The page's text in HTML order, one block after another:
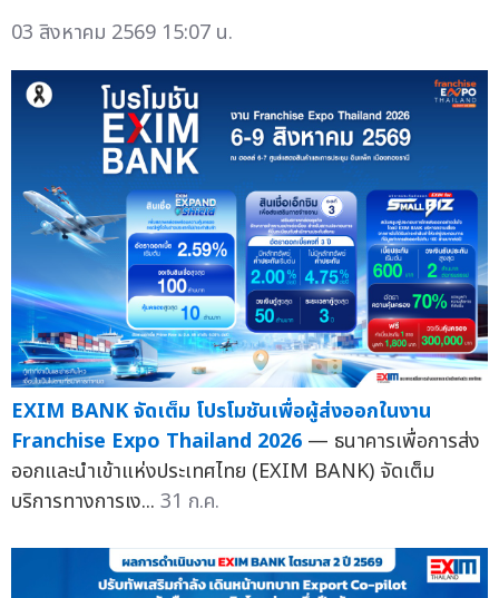
03 สิงหาคม 2569 15:07 น.
EXIM BANK จัดเต็ม โปรโมชันเพื่อผู้ส่งออกในงาน
Franchise Expo Thailand 2026 — ธนาคารเพื่อการส่ง
ออกและนำเข้าแห่งประเทศไทย (EXIM BANK) จัดเต็ม
บริการทางการเง... 31 ก.ค.